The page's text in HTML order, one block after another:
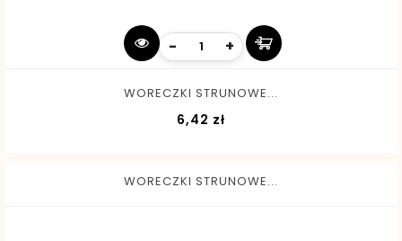
- +
WORECZKI STRUNOWE...
6,42 złCena
WORECZKI STRUNOWE...